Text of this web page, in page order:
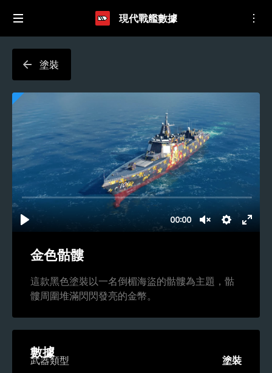
現代戰艦數據
塗裝
金色骷髏
這款黑色塗裝以一名倒楣海盜的骷髏為主題，骷
髏周圍堆滿閃閃發亮的金幣。
數據
武器類型 塗裝